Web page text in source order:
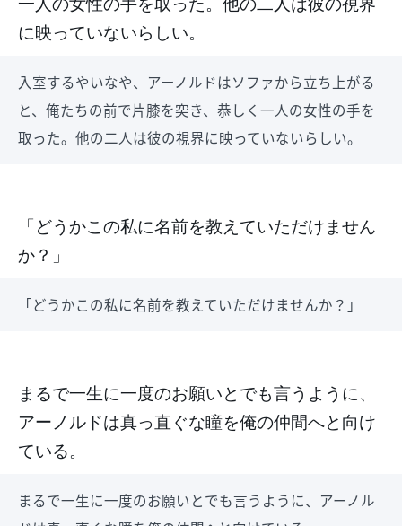
に映っていないらしい。
入室するやいなや、アーノルドはソファから立ち上がる
と、俺たちの前で片膝を突き、恭しく一人の女性の手を
取った。他の二人は彼の視界に映っていないらしい。
「どうかこの私に名前を教えていただけません
か？」
「どうかこの私に名前を教えていただけませんか？」
まるで一生に一度のお願いとでも言うように、
アーノルドは真っ直ぐな瞳を俺の仲間へと向け
ている。
まるで一生に一度のお願いとでも言うように、アーノル